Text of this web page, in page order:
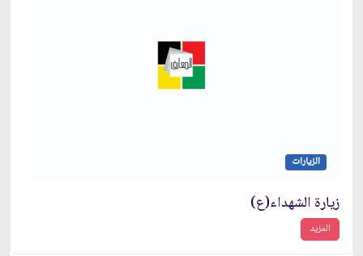
الزيارات
زيارة الشهداء(ع)
المزيد